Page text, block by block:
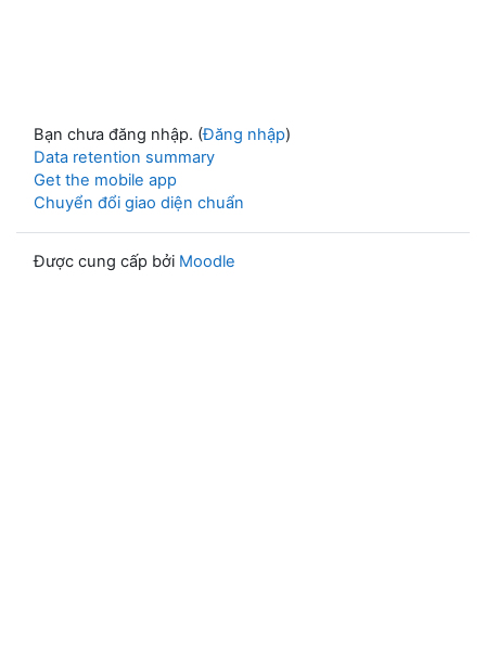
Bạn chưa đăng nhập. (Đăng nhập)
Data retention summary
Get the mobile app
Chuyển đổi giao diện chuẩn
Được cung cấp bởi Moodle